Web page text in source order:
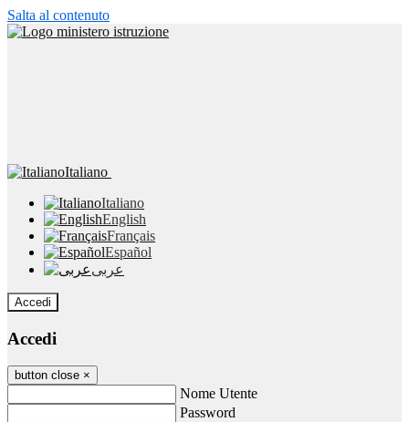
Salta al contenuto
Italiano
Italiano
English
Français
Español
عربى
Accedi
Accedi
button close ×
Nome Utente
Password